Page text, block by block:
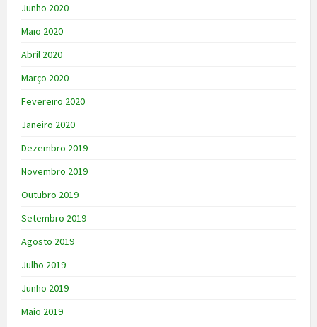
Junho 2020
Maio 2020
Abril 2020
Março 2020
Fevereiro 2020
Janeiro 2020
Dezembro 2019
Novembro 2019
Outubro 2019
Setembro 2019
Agosto 2019
Julho 2019
Junho 2019
Maio 2019